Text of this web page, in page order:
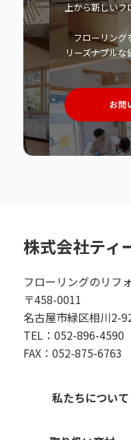
上から新しいフ
フローリング
リーズナブルな
株式会社ティ
フローリングのリフ
〒458-0011
名古屋市緑区相川2-
TEL：052-896-4590
FAX：052-875-6763
私たちについて